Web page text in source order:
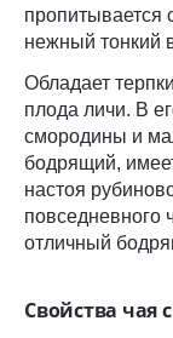
пропитывается
нежный тонкий
Обладает
плода личи. В
смородины и
бодрящий,
настоя
повседневного
отличный
Свойства чая